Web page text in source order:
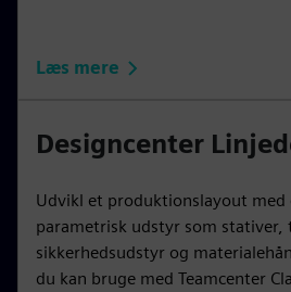
Læs mere
Designcenter
Udvikl et produktionslayout
parametrisk udstyr som stativer,
sikkerhedsudstyr og
du kan bruge med Teamcenter